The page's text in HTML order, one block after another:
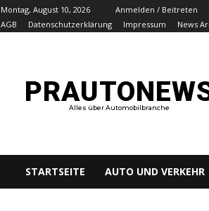
Montag, August 10, 2026
Anmelden / Beitreten
AGB
Datenschutzerklärung Impressum News
Alles über Automobilbranche
STARTSEITE AUTO UND VERKEHR